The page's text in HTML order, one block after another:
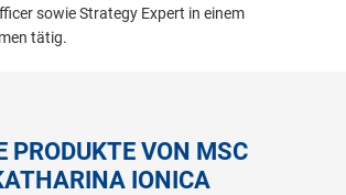
sowie Strategy Expert in einem
tätig.
PRODUKTE VON MSC
IONICA